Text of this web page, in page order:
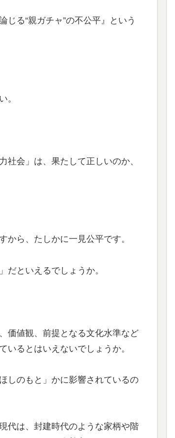
る“親ガチャ”の不公平』という
。
社会」は、果たして正しいのか、
から、たしかに一見公平です。
だといえるでしょうか。
価値観、前提となる文化水準など
いるとはいえないでしょうか。
しのもと」かに影響されているの
代は、封建時代のような家柄や階